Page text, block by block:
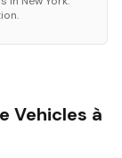
Vehicles à